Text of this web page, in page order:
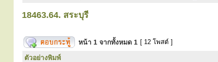
18463.64. สระบุรี
หน้า 1 จากทั้งหมด 1 [ 12 โพสต์ ]
ตัวอย่างพิมพ์